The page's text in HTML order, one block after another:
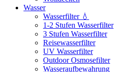
Wasser
Wasserfilter 💧
1-2 Stufen Wasserfilter
3 Stufen Wasserfilter
Reisewasserfilter
UV Wasserfilter
Outdoor Osmosefilter
Wasseraufbewahrung